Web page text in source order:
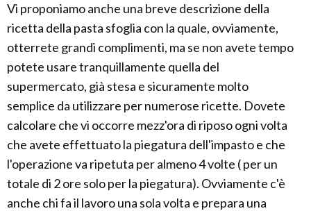
Vi proponiamo anche una breve descrizione della
ricetta della pasta sfoglia con la quale, ovviamente,
otterrete grandi complimenti, ma se non avete tempo
potete usare tranquillamente quella del
supermercato, già stesa e sicuramente molto
semplice da utilizzare per numerose ricette. Dovete
calcolare che vi occorre mezz'ora di riposo ogni volta
che avete effettuato la piegatura dell'impasto e che
l'operazione va ripetuta per almeno 4 volte ( per un
totale di 2 ore solo per la piegatura). Ovviamente c'è
anche chi fa il lavoro una sola volta e prepara una